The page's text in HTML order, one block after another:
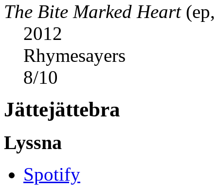
The Bite Marked Heart(ep,
2012
Rhymesayers
8/10
Jättejättebra
Lyssna
Spotify